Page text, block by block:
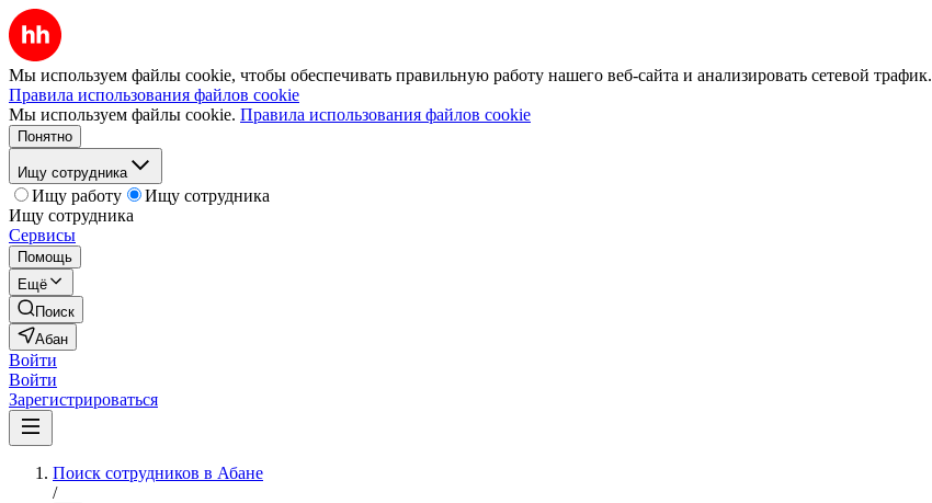
Мы используем файлы cookie, чтобы обеспечивать правильную работу нашего веб-сайта и анализировать сетевой трафик.
Правила использования файлов cookie
Мы используем файлы cookie. Правила использования файлов cookie
Понятно
Ищу сотрудника
Ищу работу
Ищу сотрудника
Ищу сотрудника
Сервисы
Помощь
Ещё
Поиск
Абан
Войти
Войти
Зарегистрироваться
Поиск сотрудников в Абане
/